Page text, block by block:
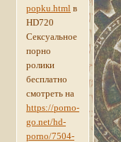
popku.html в
HD720
Сексуальное
порно
ролики
бесплатно
смотреть на
https://porno-
go.net/hd-
porno/7504-